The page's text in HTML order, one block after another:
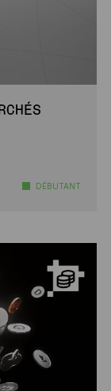
DÉBUTANT